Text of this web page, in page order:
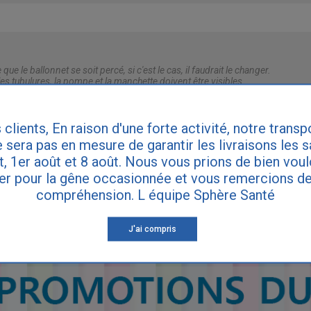
le ballonnet se soit percé, si c'est le cas, il faudrait le changer.
tubulures, la pompe et la manchette doivent être visibles.
DES QUESTIONS
réponse ne remplace pas le diagnostic de votre médecin. Consultez
si vous souffrez d'incontinence.
clients, En raison d'une forte activité, notre
sera pas en mesure de garantir les livraisons les
1er août et 8 août. Nous vous prions de bien
pour la gêne occasionnée et vous remercions
compréhension. L équipe Sphère Santé
J'ai compris